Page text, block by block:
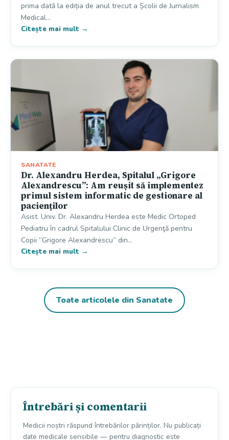
prima dată la ediția de anul trecut a Școlii de Jurnalism
Medical…
Citește mai mult →
SANATATE
Dr. Alexandru Herdea, Spitalul „Grigore
Alexandrescu”: Am reușit să implementez
primul sistem informatic de gestionare al
pacienților
Asist. Univ. Dr. Alexandru Herdea este Medic Ortoped
Pediatru în cadrul Spitalului Clinic de Urgenţă pentru
Copii “Grigore Alexandrescu” din…
Citește mai mult →
Toate articolele din Sanatate
Întrebări și comentarii
Medicii noștri răspund întrebărilor părinților. Nu publicați
date medicale sensibile — pentru diagnostic este